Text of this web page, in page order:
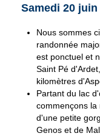
Samedi 20
Nous sommes
randonnée
est ponctuel et
Saint Pé
kilomètres
Partant du lac
commençons
d'une petite
Genos et de